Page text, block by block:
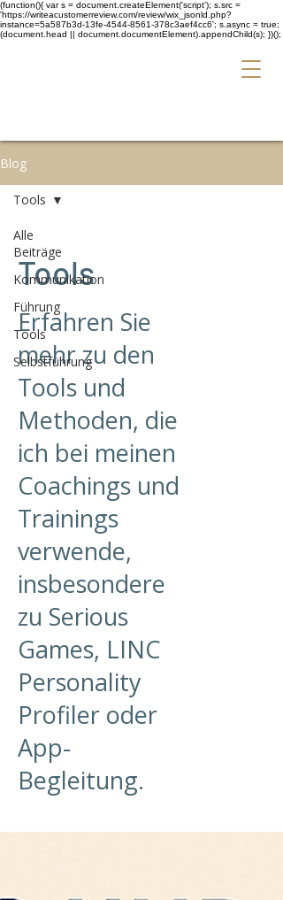
(function(){ var s = document.createElement('script'); s.src =
'https://writeacustomerreview.com/review/wix_jsonld.php?
instance=5a587b3d-13fe-4544-8561-378c3aef4cc6'; s.async = true;
(document.head || document.documentElement).appendChild(s); })();
Blog
Alle
Beiträge
Kommunikation
Führung
Tools
Selbstführung
Tools
Tools
Erfahren Sie
mehr zu den
Tools und
Methoden, die
ich bei meinen
Coachings und
Trainings
verwende,
insbesondere
zu Serious
Games, LINC
Personality
Profiler oder
App-
Begleitung.